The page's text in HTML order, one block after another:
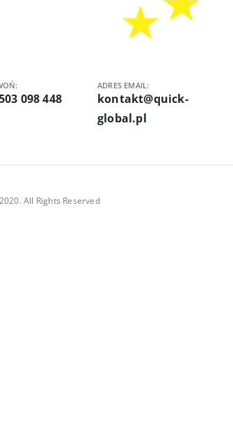
098 448
ADRES EMAIL:
kontakt@quick-
global.pl
All Rights Reserved